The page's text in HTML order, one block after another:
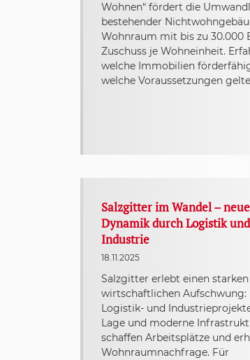
Wohnen“ fördert die
bestehender
Wohnraum mit bis zu 30.000
Zuschuss je Wohneinheit.
welche Immobilien
welche Voraussetzungen
Salzgitter im Wandel – neue
Dynamik durch Logistik und
Industrie
18.11.2025
Salzgitter erlebt einen starken
wirtschaftlichen Aufschwung:
Logistik- und
Lage und moderne
schaffen Arbeitsplätze und
Wohnraumnachfrage. Für